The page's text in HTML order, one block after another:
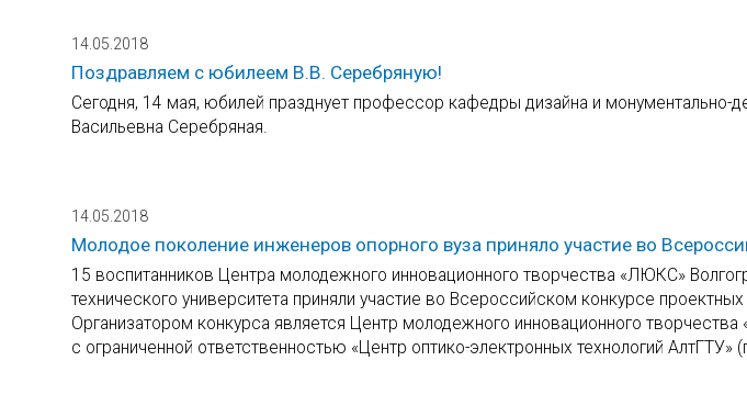
14.05.2018
Поздравляем с юбилеем В.В. Серебряную!
Сегодня, 14 мая, юбилей празднует профессор кафедры дизайна и монументально-
Васильевна Серебряная.
14.05.2018
Молодое поколение инженеров опорного вуза приняло участие во
15 воспитанников Центра молодежного инновационного творчества «ЛЮКС»
технического университета приняли участие во Всероссийском конкурсе
Организатором конкурса является Центр молодежного инновационного
с ограниченной ответственностью «Центр оптико-электронных технологий АлтГТУ»